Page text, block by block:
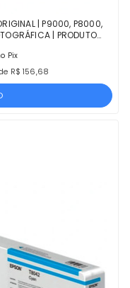
| P9000, P8000,
| PRODUTO
Pix
R$ 156,68